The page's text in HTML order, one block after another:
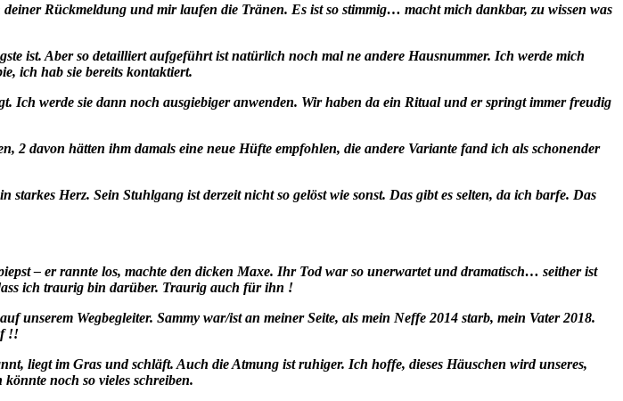
Rückmeldung und mir laufen die Tränen. Es ist so stimmig… macht mich dankbar, zu wissen was
ist. Aber so detailliert aufgeführt ist natürlich noch mal ne andere Hausnummer. Ich werde mich
ich hab sie bereits kontaktiert.
Ich werde sie dann noch ausgiebiger anwenden. Wir haben da ein Ritual und er springt immer freudig
davon hätten ihm damals eine neue Hüfte empfohlen, die andere Variante fand ich als schonender
Herz. Sein Stuhlgang ist derzeit nicht so gelöst wie sonst. Das gibt es selten, da ich barfe. Das
– er rannte los, machte den dicken Maxe. Ihr Tod war so unerwartet und dramatisch… seither ist
ich traurig bin darüber. Traurig auch für ihn !
Wegbegleiter. Sammy war/ist an meiner Seite, als mein Neffe 2014 starb, mein Vater 2018.
!!
liegt im Gras und schläft. Auch die Atmung ist ruhiger. Ich hoffe, dieses Häuschen wird unseres,
noch so vieles schreiben.